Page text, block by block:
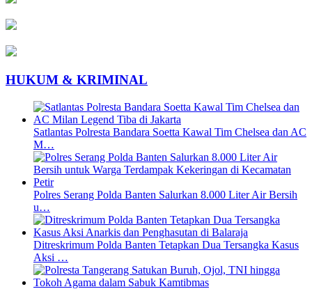
HUKUM & KRIMINAL
Satlantas Polresta Bandara Soetta Kawal Tim Chelsea dan AC
M…
Polres Serang Polda Banten Salurkan 8.000 Liter Air Bersih
u…
Ditreskrimum Polda Banten Tetapkan Dua Tersangka Kasus
Aksi …